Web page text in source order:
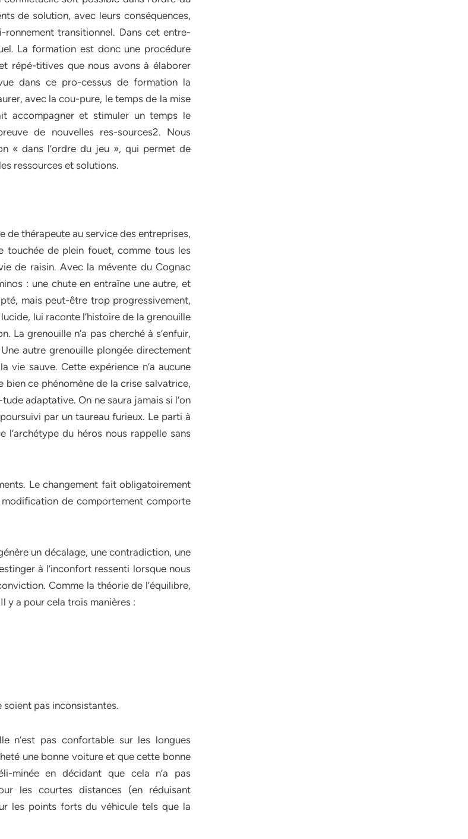
de solution, avec leurs conséquences,
transitionnel. Dans cet entre-
La formation est donc une procédure
répé-titives que nous avons à élaborer
dans ce pro-cessus de formation la
avec la cou-pure, le temps de la mise
accompagner et stimuler un temps le
de nouvelles res-sources2. Nous
« dans l’ordre du jeu », qui permet de
ressources et solutions.
de thérapeute au service des entreprises,
touchée de plein fouet, comme tous les
de raisin. Avec la mévente du Cognac
: une chute en entraîne une autre, et
mais peut-être trop progressivement,
lui raconte l’histoire de la grenouille
La grenouille n’a pas cherché à s’enfuir,
autre grenouille plongée directement
vie sauve. Cette expérience n’a aucune
ce phénomène de la crise salvatrice,
adaptative. On ne saura jamais si l’on
par un taureau furieux. Le parti à
l’archétype du héros nous rappelle sans
Le changement fait obligatoirement
modification de comportement comporte
un décalage, une contradiction, une
à l’inconfort ressenti lorsque nous
Comme la théorie de l’équilibre,
y a pour cela trois manières :
soient pas inconsistantes.
n’est pas confortable sur les longues
une bonne voiture et que cette bonne
minée en décidant que cela n’a pas
les courtes distances (en réduisant
les points forts du véhicule tels que la